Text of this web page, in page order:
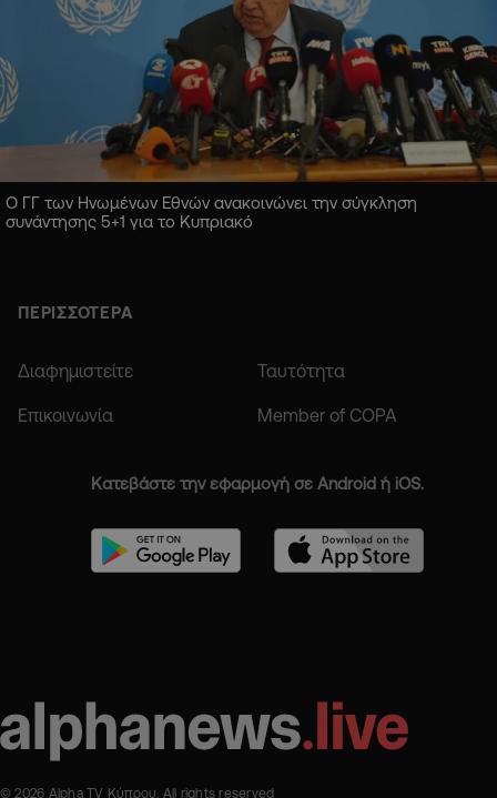
Ο ΓΓ των Ηνωμένων Εθνών ανακοινώνει την σύγκληση
συνάντησης 5+1 για το Κυπριακό
ΠΕΡΙΣΣΟΤΕΡΑ
Διαφημιστείτε Ταυτότητα
Επικοινωνία Member of COPA
Κατεβάστε την εφαρμογή σε Android ή iOS.
© 2026 Alpha TV Κύπρου. All rights reserved